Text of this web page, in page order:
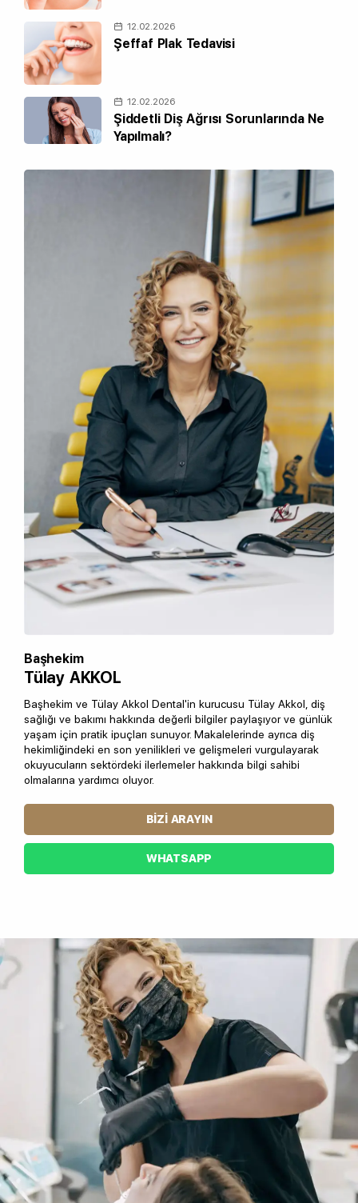
12.02.2026
Şeffaf Plak Tedavisi
12.02.2026
Şiddetli Diş Ağrısı Sorunlarında Ne
Yapılmalı?
Başhekim
Tülay AKKOL
Başhekim ve Tülay Akkol Dental'in kurucusu Tülay Akkol, diş
sağlığı ve bakımı hakkında değerli bilgiler paylaşıyor ve günlük
yaşam için pratik ipuçları sunuyor. Makalelerinde ayrıca diş
hekimliğindeki en son yenilikleri ve gelişmeleri vurgulayarak
okuyucuların sektördeki ilerlemeler hakkında bilgi sahibi
olmalarına yardımcı oluyor.
BIZI ARAYIN
WHATSAPP